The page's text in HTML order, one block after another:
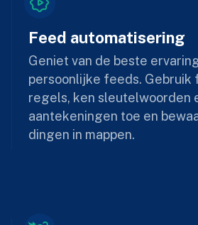
Feed automatisering
Geniet van de beste
persoonlijke feeds. Gebruik
regels, ken sleutelwoorden
aantekeningen toe en
dingen in mappen.